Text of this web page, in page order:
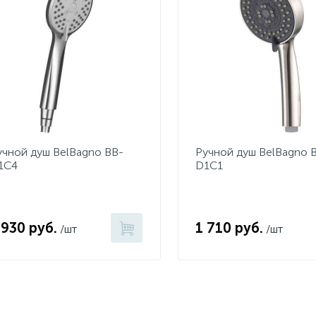
душ BelBagno BB-
руб. /шт
Ручной душ BelBagno
D1C1
1 710 руб. /шт